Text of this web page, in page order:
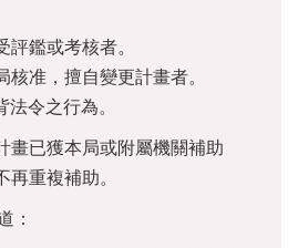
評鑑或考核者。
核准，擅自變更計畫者。
法令之行為。
畫已獲本局或附屬機關補助
再重複補助。
：